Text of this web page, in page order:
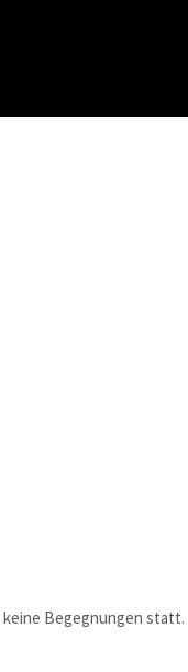
keine Begegnungen statt.